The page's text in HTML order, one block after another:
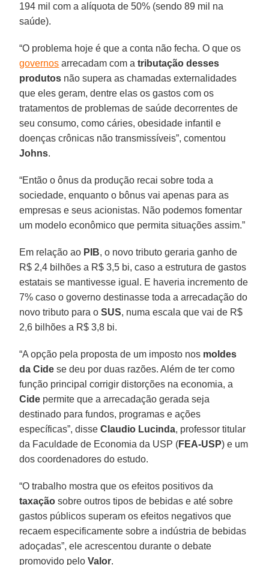
194 mil com a alíquota de 50% (sendo 89 mil na
saúde).
“O problema hoje é que a conta não fecha. O que os
governos arrecadam com a tributação desses
produtos não supera as chamadas externalidades
que eles geram, dentre elas os gastos com os
tratamentos de problemas de saúde decorrentes de
seu consumo, como cáries, obesidade infantil e
doenças crônicas não transmissíveis”, comentou
Johns.
“Então o ônus da produção recai sobre toda a
sociedade, enquanto o bônus vai apenas para as
empresas e seus acionistas. Não podemos fomentar
um modelo econômico que permita situações assim.”
Em relação ao PIB, o novo tributo geraria ganho de
R$ 2,4 bilhões a R$ 3,5 bi, caso a estrutura de gastos
estatais se mantivesse igual. E haveria incremento de
7% caso o governo destinasse toda a arrecadação do
novo tributo para oSUS, numa escala que vai de R$
2,6 bilhões a R$ 3,8 bi.
“A opção pela proposta de um imposto nos moldes
da Cide se deu por duas razões. Além de ter como
função principal corrigir distorções na economia, a
Cide permite que a arrecadação gerada seja
destinado para fundos, programas e ações
específicas”, disseClaudio Lucinda, professor titular
da Faculdade de Economia da USP (FEA-USP) e um
dos coordenadores do estudo.
“O trabalho mostra que os efeitos positivos da
taxação sobre outros tipos de bebidas e até sobre
gastos públicos superam os efeitos negativos que
recaem especificamente sobre a indústria de bebidas
adoçadas”, ele acrescentou durante o debate
promovido peloValor.